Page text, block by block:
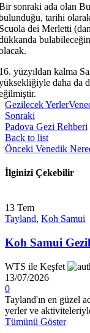
sonraki ada olan
tarihi
dei Merletti
yüzyıldan kalma
daha da
Gezilecek Yerler
Sonraki
Padova Gezi Rehberi
Back to list
Önceki Venedik
İlginizi Çekebilir
13 Tem
Tayland, Koh Samui
Koh Samui
WTS ile Keşfet
13/07/2026
0
Tayland'ın en güzel
yerler ve
Tümünü Göster